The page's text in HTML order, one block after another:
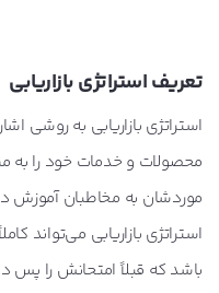
تعریف استراتژی بازاریابی
استراتژی بازاریابی به روشی
محصولات و خدمات خود را به
موردشان به مخاطبان آموزش
استراتژی بازاریابی می‌تواند
باشد که قبلاً امتحانش را پس